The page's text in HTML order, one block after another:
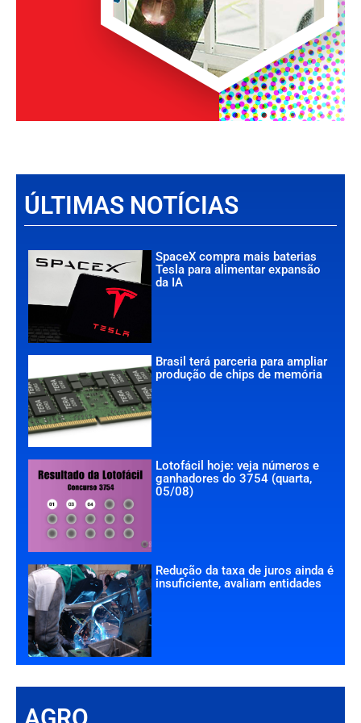
ÚLTIMAS NOTÍCIAS
SpaceX compra mais baterias
Tesla para alimentar expansão
da IA
Brasil terá parceria para ampliar
produção de chips de memória
Lotofácil hoje: veja números e
ganhadores do 3754 (quarta,
05/08)
Redução da taxa de juros ainda é
insuficiente, avaliam entidades